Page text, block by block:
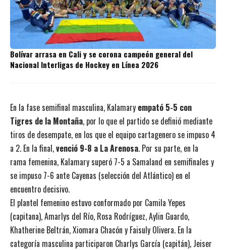
Bolívar arrasa en Cali y se corona campeón general del
Nacional Interligas de Hockey en Línea 2026
En la fase semifinal masculina, Kalamary empató 5-5 con
Tigres de la Montaña, por lo que el partido se definió mediante
tiros de desempate, en los que el equipo cartagenero se impuso 4
a 2. En la final,venció 9-8 a La Arenosa. Por su parte, en la
rama femenina, Kalamary superó 7-5 a Samaland en semifinales y
se impuso 7-6 ante Cayenas (selección del Atlántico) en el
encuentro decisivo.
El plantel femenino estuvo conformado por Camila Yepes
(capitana), Amarlys del Río, Rosa Rodríguez, Aylin Guardo,
Khatherine Beltrán, Xiomara Chacón y Faisuly Olivera. En la
categoría masculina participaron Charlys García (capitán), Jeiser